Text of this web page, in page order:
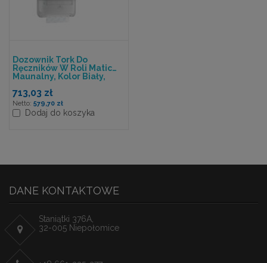
Dozownik Tork Do
Ręczników W Roli Matic
Maunalny, Kolor Biały,
713,03 zł
579,70 zł
Dodaj do koszyka
DANE KONTAKTOWE
Staniątki 376A,
32-005 Niepołomice